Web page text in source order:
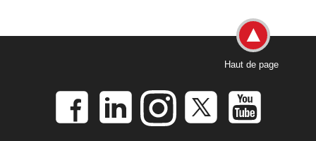
Haut de page